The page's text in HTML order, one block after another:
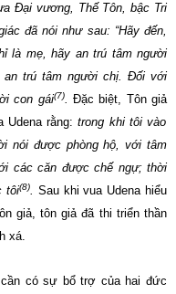
Ðại vương, Thế Tôn, bậc Tri
đã nói như sau: “Hãy đến,
là mẹ, hãy an trú tâm người
trú tâm người chị. Ðối với
con gái(7). Đặc biệt, Tôn giả
Udena rằng:trong khi tôi vào
nói được phòng hộ, với tâm
các căn được chế ngự; thời
tôi(8). Sau khi vua Udena hiểu
giả, tôn giả đã thi triển thần
xá.
có sự bổ trợ của hai đức